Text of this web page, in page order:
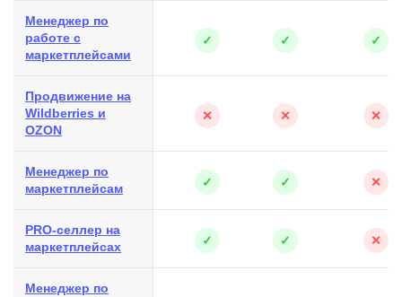
Менеджер по
работе с
маркетплейсами
✓ ✓ ✓
Продвижение на
Wildberries и
OZON
✕ ✕ ✕
Менеджер по
маркетплейсам
✓ ✓ ✕
PRO-селлер на
маркетплейсах
✓ ✓ ✕
Менеджер по